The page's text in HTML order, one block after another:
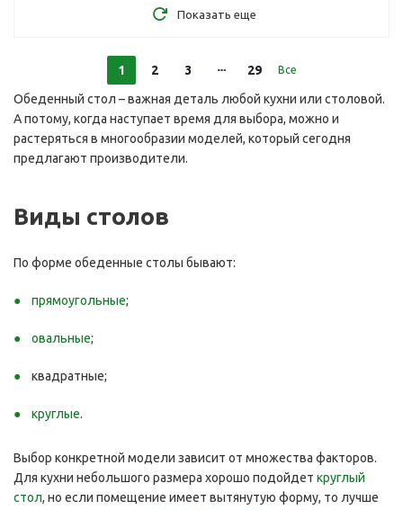
Показать еще
1 2 3 29 Все
Обеденный стол – важная деталь любой кухни или столовой.
А потому, когда наступает время для выбора, можно и
растеряться в многообразии моделей, который сегодня
предлагают производители.
Виды столов
По форме обеденные столы бывают:
прямоугольные;
овальные;
квадратные;
круглые.
Выбор конкретной модели зависит от множества факторов.
Для кухни небольшого размера хорошо подойдет круглый
стол, но если помещение имеет вытянутую форму, то лучше